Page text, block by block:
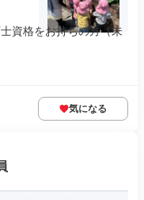
資格をお持ちの方（未
気になる